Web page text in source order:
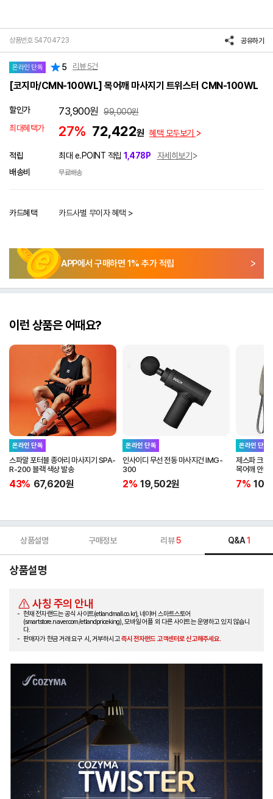
상품번호 S4704723 공유하기
온라인 단독 5 리뷰 5건
[코지마/CMN-100WL] 목어깨 마사지기 트위스터 CMN-100WL
할인가 73,900원 99,000원
최대혜택가
27% 72,422원 혜택 모두보기
적립 최대 e.POINT 적립 1,478P
자세히보기
배송비
무료배송
카드혜택 카드사별 무이자 혜택 >
APP에서 구매하면 1% 추가 적립
이런 상품은 어때요?
온라인 단독
스파알 포터블 종아리 마사지기 SPA-
R-200 블랙 색상 발송
43% 67,620원
온라인 단독
인사이디 무선 전동 마사지건 IMG-
300
2% 19,502원
온라인 단독
제스파 크네
목어깨 안
7%
상품설명 구매정보 리뷰5 Q&A1
상품설명
사칭 주의 안내
현재 전자랜드는 공식 사이트(etlandmall.co.kr), 네이버 스마트스토어
(smartstore.naver.com/etlandpriceking), 모바일 어플 외 다른 사이트는 운영하고 있지 않습니
다.
판매자가 현금 거래 요구 시, 거부하시고즉시 전자랜드 고객센터로 신고해주세요.